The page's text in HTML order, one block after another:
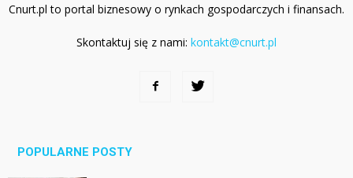
Cnurt.pl to portal biznesowy o rynkach gospodarczych i finansach.
Skontaktuj się z nami: kontakt@cnurt.pl
POPULARNE POSTY